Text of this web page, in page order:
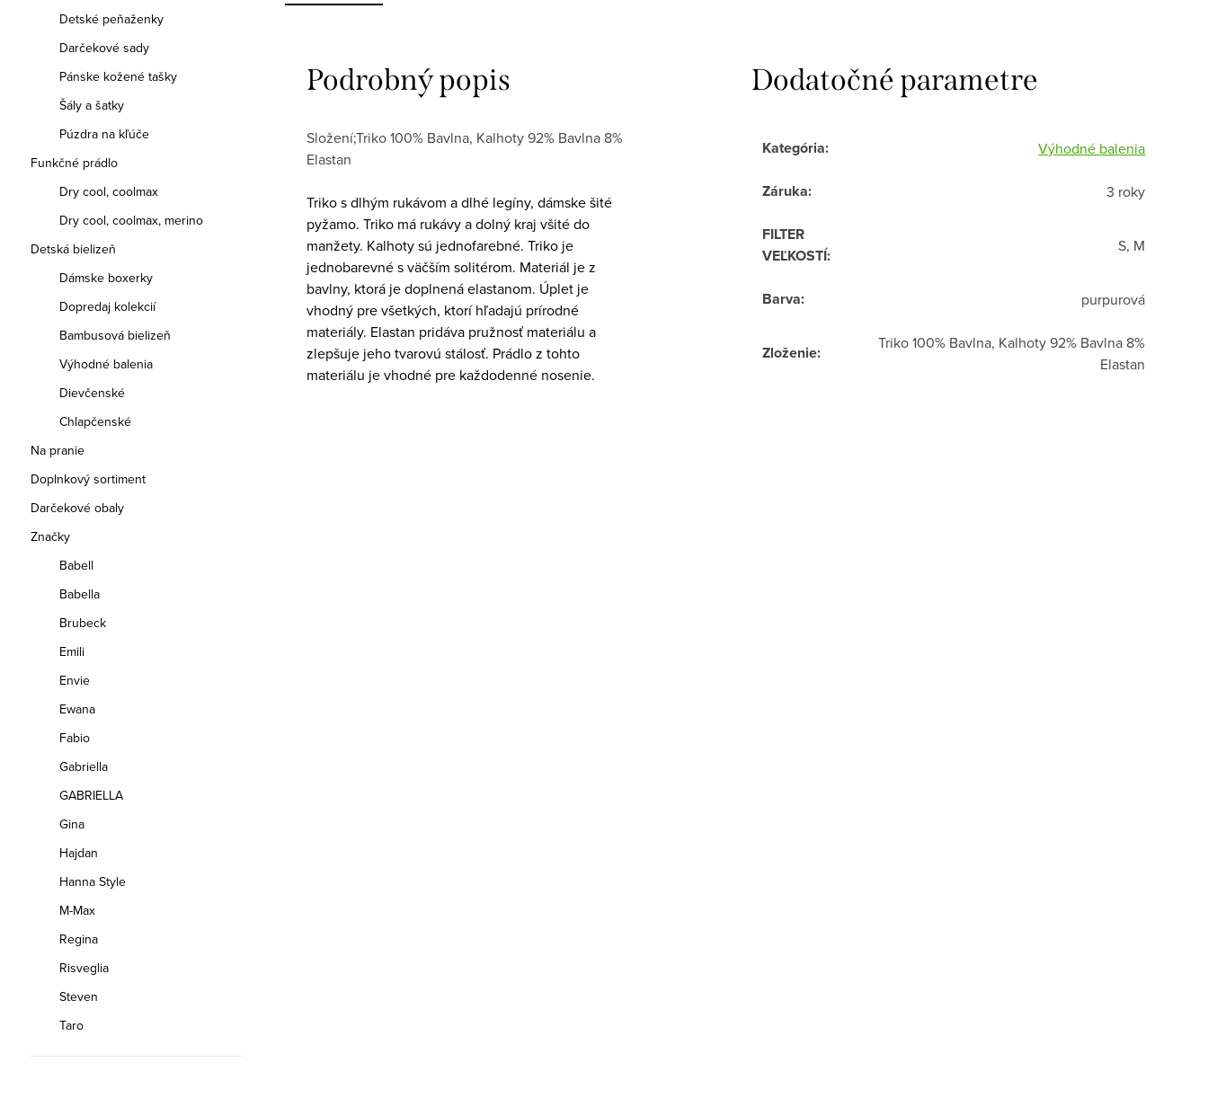
Detské peňaženky
Darčekové sady
Pánske kožené tašky
Šály a šatky
Púzdra na kľúče
Funkčné prádlo
Dry cool, coolmax
Dry cool, coolmax, merino
Detská bielizeň
Dámske boxerky
Dopredaj kolekcií
Bambusová bielizeň
Výhodné balenia
Dievčenské
Chlapčenské
Na pranie
Doplnkový sortiment
Darčekové obaly
Značky
Babell
Babella
Brubeck
Emili
Envie
Ewana
Fabio
Gabriella
GABRIELLA
Gina
Hajdan
Hanna Style
M-Max
Regina
Risveglia
Steven
Taro
Podrobný popis
Složení;Triko 100% Bavlna, Kalhoty 92% Bavlna 8%
Elastan
Triko s dlhým rukávom a dlhé legíny, dámske šité
pyžamo. Triko má rukávy a dolný kraj všité do
manžety. Kalhoty sú jednofarebné. Triko je
jednobarevné s väčším solitérom. Materiál je z
bavlny, ktorá je doplnená elastanom. Úplet je
vhodný pre všetkých, ktorí hľadajú prírodné
materiály. Elastan pridáva pružnosť materiálu a
zlepšuje jeho tvarovú stálosť. Prádlo z tohto
materiálu je vhodné pre každodenné nosenie.
Dodatočné parametre
Kategória: Výhodné balenia
Záruka: 3 roky
FILTER
VEĽKOSTÍ: S, M
Barva: purpurová
Zloženie:
Triko 100% Bavlna, Kalhoty 92% Bavlna 8%
Elastan